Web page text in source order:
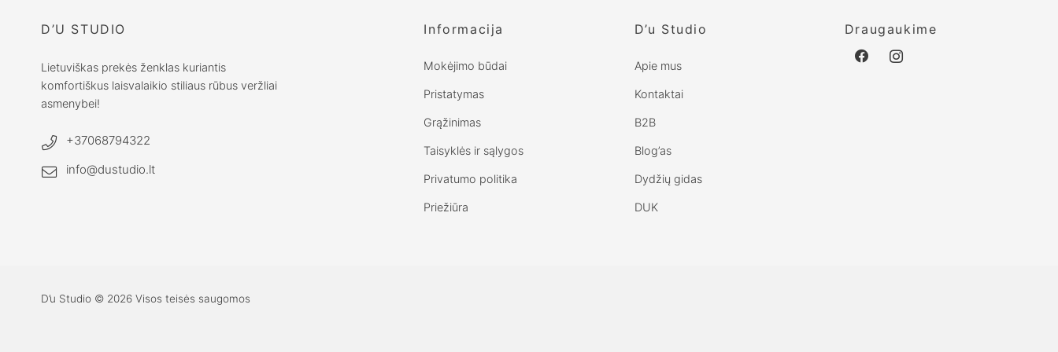
D’U STUDIO
Lietuviškas prekės ženklas kuriantis
komfortiškus laisvalaikio stiliaus rūbus veržliai
asmenybei!
+37068794322
info@dustudio.lt
Informacija
Mokėjimo būdai
Pristatymas
Grąžinimas
Taisyklės ir sąlygos
Privatumo politika
Priežiūra
D’u Studio
Apie mus
Kontaktai
B2B
Blog’as
Dydžių gidas
DUK
Draugaukime
D’u Studio © 2026 Visos teisės saugomos